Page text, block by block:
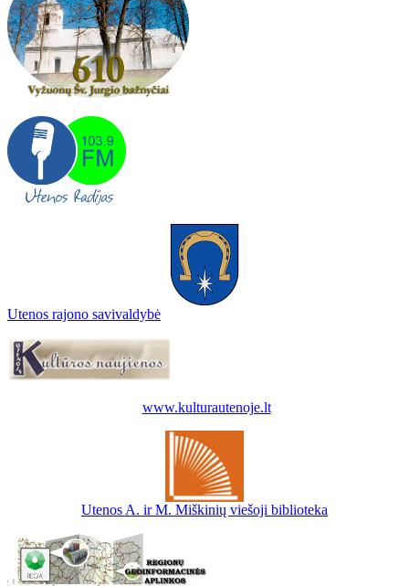
Utenos rajono savivaldybė
www.kulturautenoje.lt
Utenos A. ir M. Miškinių viešoji biblioteka